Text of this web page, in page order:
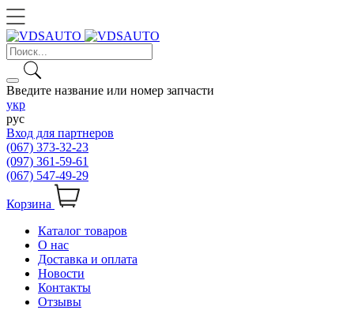
Введите название или номер запчасти
укр
рус
Вход для партнеров
(067) 373-32-23
(097) 361-59-61
(067) 547-49-29
Корзина
Каталог товаров
О нас
Доставка и оплата
Новости
Контакты
Отзывы